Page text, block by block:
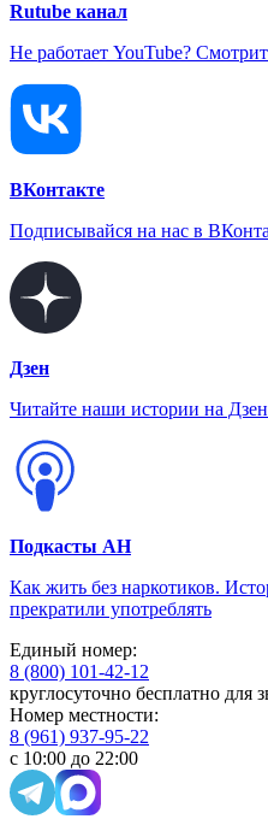
Rutube канал
Не работает YouTube?
ВКонтакте
Подписывайся на нас в
Дзен
Читайте наши истории на
Подкасты АН
Как жить без наркотиков.
прекратили употреблять
Единый номер:
8 (800) 101-42-12
круглосуточно бесплатно для
Номер местности:
8 (961) 937-95-22
с 10:00 до 22:00